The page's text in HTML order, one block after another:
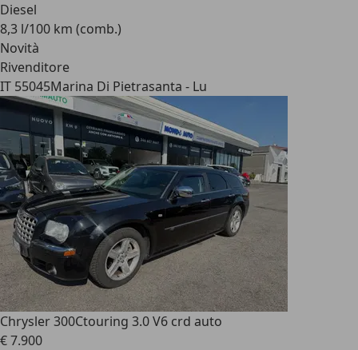
Diesel
8,3 l/100 km (comb.)
Novità
Rivenditore
IT 55045Marina Di Pietrasanta - Lu
Chrysler 300Ctouring 3.0 V6 crd auto
€ 7.900